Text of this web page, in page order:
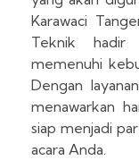
Karawaci
Teknik hadir
memenuhi
Dengan
menawarkan
siap menjadi
acara Anda.